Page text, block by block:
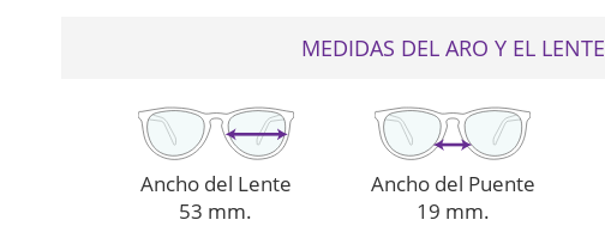
MEDIDAS DEL ARO Y EL LENTE
Ancho del Lente
53 mm.
Ancho del Puente
19 mm.